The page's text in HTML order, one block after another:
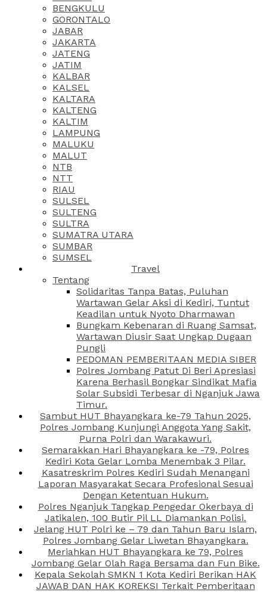
BENGKULU
GORONTALO
JABAR
JAKARTA
JATENG
JATIM
KALBAR
KALSEL
KALTARA
KALTENG
KALTIM
LAMPUNG
MALUKU
MALUT
NTB
NTT
RIAU
SULSEL
SULTENG
SULTRA
SUMATRA UTARA
SUMBAR
SUMSEL
Travel
Tentang
Solidaritas Tanpa Batas, Puluhan
Wartawan Gelar Aksi di Kediri, Tuntut
Keadilan untuk Nyoto Dharmawan
Bungkam Kebenaran di Ruang Samsat,
Wartawan Diusir Saat Ungkap Dugaan
Pungli
PEDOMAN PEMBERITAAN MEDIA SIBER
Polres Jombang Patut Di Beri Apresiasi
Karena Berhasil Bongkar Sindikat Mafia
Solar Subsidi Terbesar di Nganjuk Jawa
Timur.
Sambut HUT Bhayangkara ke-79 Tahun 2025,
Polres Jombang Kunjungi Anggota Yang Sakit,
Purna Polri dan Warakawuri.
Semarakkan Hari Bhayangkara ke -79, Polres
Kediri Kota Gelar Lomba Menembak 3 Pilar.
Kasatreskrim Polres Kediri Sudah Menangani
Laporan Masyarakat Secara Profesional Sesuai
Dengan Ketentuan Hukum.
Polres Nganjuk Tangkap Pengedar Okerbaya di
Jatikalen, 100 Butir Pil LL Diamankan Polisi.
Jelang HUT Polri ke – 79 dan Tahun Baru Islam,
Polres Jombang Gelar Liwetan Bhayangkara.
Meriahkan HUT Bhayangkara ke 79, Polres
Jombang Gelar Olah Raga Bersama dan Fun Bike.
Kepala Sekolah SMKN 1 Kota Kediri Berikan HAK
JAWAB DAN HAK KOREKSI Terkait Pemberitaan